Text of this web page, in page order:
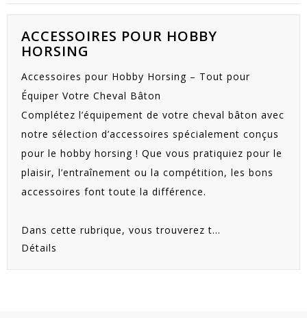
ACCESSOIRES POUR HOBBY
HORSING
Accessoires pour Hobby Horsing – Tout pour
Équiper Votre Cheval Bâton
Complétez l’équipement de votre cheval bâton avec
notre sélection d’accessoires spécialement conçus
pour le hobby horsing ! Que vous pratiquiez pour le
plaisir, l’entraînement ou la compétition, les bons
accessoires font toute la différence.
Dans cette rubrique, vous trouverez t...
Détails